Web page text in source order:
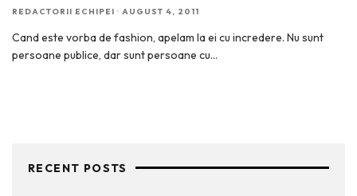
REDACTORII ECHIPEI · AUGUST 4, 2011
Cand este vorba de fashion, apelam la ei cu incredere. Nu sunt
persoane publice, dar sunt persoane cu...
RECENT POSTS